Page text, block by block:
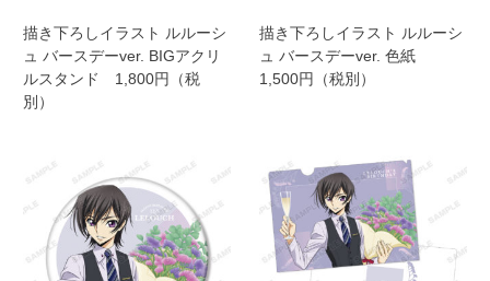
描き下ろしイラスト ルルーシ
ュ バースデーver. BIGアクリ
ルスタンド 1,800円（税
別）
描き下ろしイラスト ルルーシ
ュ バースデーver. 色紙
1,500円（税別）